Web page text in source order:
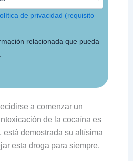
de privacidad (requisito
relacionada que pueda
a comenzar un
de la cocaína es
está demostrada su altísima
esta droga para siempre.